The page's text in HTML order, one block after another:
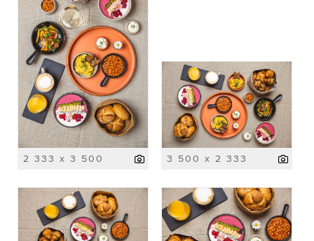
2 333 x 3 500 3 500 x 2 333